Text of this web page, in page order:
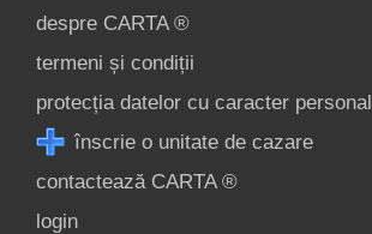
despre CARTA ®
termeni și condiții
protecția datelor cu caracter personal
înscrie o unitate de cazare
contactează CARTA ®
login